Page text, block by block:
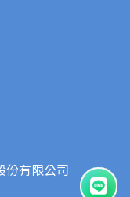
份有限公司